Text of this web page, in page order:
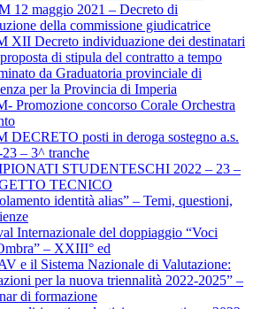
12 maggio 2021 – Decreto di
della commissione giudicatrice
XII Decreto individuazione dei destinatari
di stipula del contratto a tempo
da Graduatoria provinciale di
per la Provincia di Imperia
Promozione concorso Corale Orchestra
DECRETO posti in deroga sostegno a.s.
23 – 3^ tranche
STUDENTESCHI 2022 – 23 –
TECNICO
identità alias” – Temi, questioni,
Internazionale del doppiaggio “Voci
– XXIII° ed
e il Sistema Nazionale di Valutazione:
per la nuova triennalità 2022-2025” –
di formazione